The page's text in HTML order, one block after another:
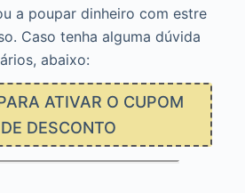
a poupar dinheiro com estre
Caso tenha alguma dúvida
abaixo:
ATIVAR O CUPOM
DE DESCONTO